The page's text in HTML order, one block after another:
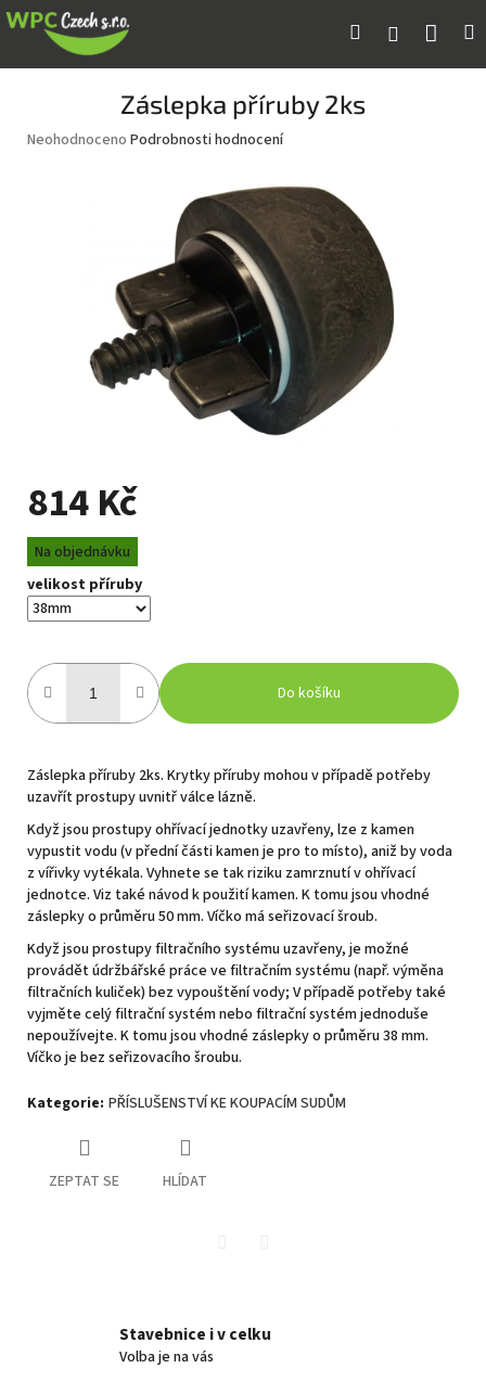
Přejít
na
Hledat Přihlášení
Záslepka příruby 2ks
Průměrné
Neohodnoceno Podrobnosti hodnocení
814 Kč
Měrná
cena:
Na objednávku
velikost příruby
Do košíku
Záslepka příruby 2ks. Krytky příruby mohou v případě potřeby
uzavřít prostupy uvnitř válce lázně.
Když jsou prostupy ohřívací jednotky uzavřeny, lze z kamen
vypustit vodu (v přední části kamen je pro to místo), aniž by voda
z vířivky vytékala. Vyhnete se tak riziku zamrznutí v ohřívací
jednotce. Viz také návod k použití kamen. K tomu jsou vhodné
záslepky o průměru 50 mm. Víčko má seřizovací šroub.
Když jsou prostupy filtračního systému uzavřeny, je možné
provádět údržbářské práce ve filtračním systému (např. výměna
filtračních kuliček) bez vypouštění vody; V případě potřeby také
vyjměte celý filtrační systém nebo filtrační systém jednoduše
nepoužívejte. K tomu jsou vhodné záslepky o průměru 38 mm.
Víčko je bez seřizovacího šroubu.
Kategorie: PŘÍSLUŠENSTVÍ KE KOUPACÍM SUDŮM
ZEPTAT SE HLÍDAT
Stavebnice i v celku
Volba je na vás